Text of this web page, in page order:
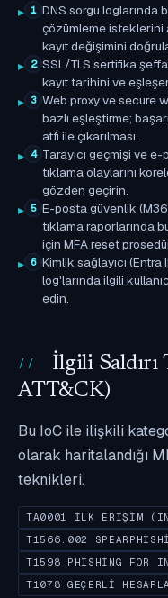
1 DNS sorgu loglarında
çözümleme isteklerini
kayıt değişimini
2 SSL/TLS sertifika
kayıt tarihini ve
3 Web proxy ve secure
bazlı eşleştirme;
atfı ile çıkarılması.
4 Tarayıcı geçmişi ve
tıklama olaylarını
gözden geçirin.
5 E-posta güvenlik
tıklama raporlarında
için MFA reset
6 Kimlik sağlayıcı
log'larında ilgili
edin.
İlgili
ATT&CK)
Bu IoC ile ilişkili
olarak haritalandığı
teknikleri.
TA0001 İLK ERIŞIM
T1566.002
T1598 PHISHING FOR
T1078 GEÇERLI